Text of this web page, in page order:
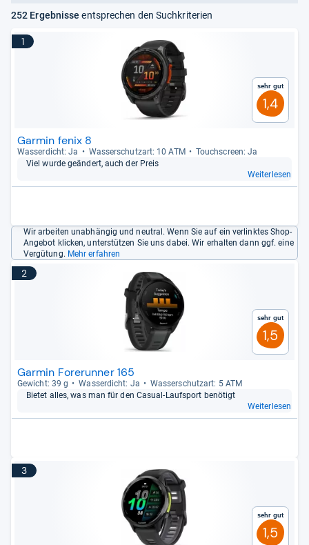
252 Ergebnisse entsprechen den Suchkriterien
1
Sehr gut
1,4
Garmin fenix 8
Was­ser­dicht: Ja Was­ser­schutz­art: 10 ATM
Touch­s­creen: Ja
Viel wurde geän­dert, auch der Preis
Weiterlesen
Wir arbeiten unabhängig und neutral. Wenn Sie auf ein verlinktes Shop-
Angebot klicken, unterstützen Sie uns dabei. Wir erhalten dann ggf. eine
Vergütung. Mehr erfahren
2
Sehr gut
1,5
Garmin Forerunner 165
Gewicht: 39 g Was­ser­dicht: Ja
Was­ser­schutz­art: 5 ATM
Bie­tet alles, was man für den Casual-​Lauf­sport benö­tigt
Weiterlesen
3
Sehr gut
1,5